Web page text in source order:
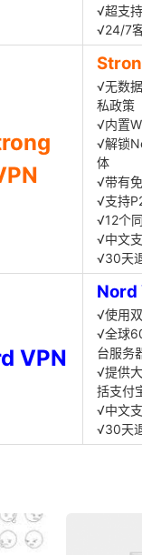
√超支
√24/7
√无数
私政策
√内置
√解锁
体
√带有
√支持
√12个
√中文
√30天
VPN
Nord
√使用
√全球
台服务
√提供
括支付
√中文
√30天